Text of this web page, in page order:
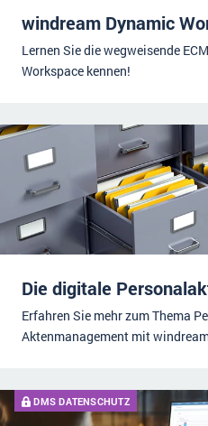
windream Dynamic
Lernen Sie die wegweisende
Workspace kennen!
Die digitale
Erfahren Sie mehr zum Thema
Aktenmanagement mit
DMS DATENSCHUTZ